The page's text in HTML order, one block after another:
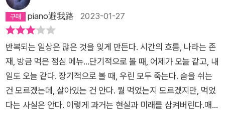
다 매일의 작은 변화가 훨씬 강력하다” 백 마디 영감의 말보다 실
생활을 찌르는 질문 하나가 필요한 이유 미국의 대작가 윌리엄 포
크너는 자신의 창조적 활동에 대해 이렇게 말했다. “나는 영감이
찾아올 때만 글을 쓴다. 다행히 내 영감은 매일 아침 9시 정각에
찾아온다.” 위대한 창의적 사람들에 관해 우리는 환상을 품고는
하지만, 그들에게 창의적 작업은 아주 실질적인 일이었다. 매일
스스로 약속한 만큼 지켜 일하고, 부지런히 영감의 우물을 채우
고, 조금씩 새로운 시도를 감행하는 일련의 과정이었다. 이 책 또
piano避我路 2023-01-27
반복되는 일상은 많은 것을 잊게 만든다. 시간의 흐름, 나라는 존
재, 방금 먹은 점심 메뉴...단기적으로 볼 때, 어제가 오늘 같고, 내
일도 오늘 같다. 장기적으로 볼 때, 우린 모두 죽는다. 숨을 쉬는
건 모르겠는데, 살아있는 건 안다. 뭘 먹었는지 모르겠지만, 먹었
다는 사실은 안다. 이렇게 과거는 현실과 미래를 삼켜버린다.매일